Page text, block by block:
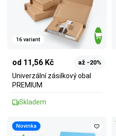
16 variant
od 11,56 Kč až -20%
Univerzální zásilkový obal
PREMIUM
Skladem
Novinka